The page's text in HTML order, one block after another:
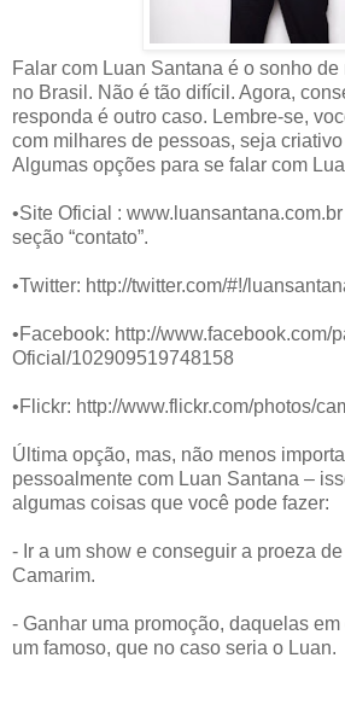
Falar com Luan Santana é o sonho
no Brasil. Não é tão difícil. Agora,
responda é outro caso. Lembre-se,
com milhares de pessoas, seja criativo
Algumas opções para se falar com
•Site Oficial :
seção “contato”.
•Twitter: http://twitter.com/#!/
•Facebook: http://www.facebook.com/
Oficial/102909519748158
•Flickr: http://www.flickr.com/photos/
Última opção, mas, não menos
pessoalmente com Luan Santana –
algumas coisas que você pode fazer:
- Ir a um show e conseguir a proeza
Camarim.
- Ganhar uma promoção, daquelas
um famoso, que no caso seria o Luan.